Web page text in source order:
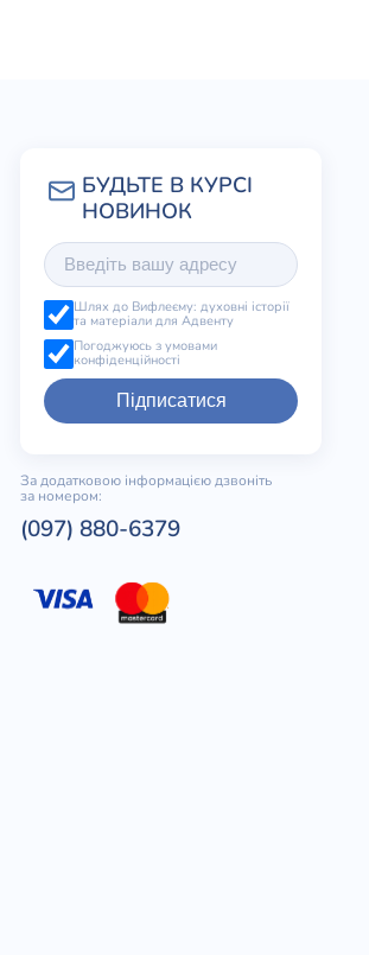
Шлях до Вифлеєму: духовні історії
та матеріали для Адвенту
Погоджуюсь з умовами
конфіденційності
Підписатися
За додатковою інформацією дзвоніть
за номером:
(097) 880-6379